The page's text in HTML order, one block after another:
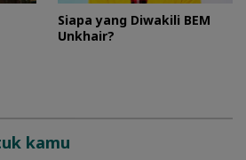
Siapa yang Diwakili BEM
Unkhair?
kamu